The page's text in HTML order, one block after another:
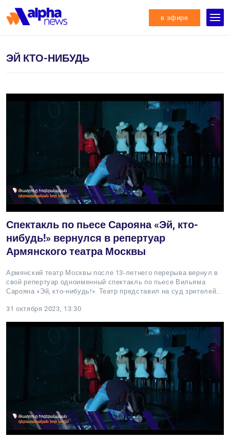
в эфире
ЭЙ КТО-НИБУДЬ
Спектакль по пьесе Сарояна «Эй, кто-
нибудь!» вернулся в репертуар
Армянского театра Москвы
Армянский театр Москвы после 13-летнего перерыва вернул в
свой репертуар одноименный спектакль по пьесе Вильяма
Сарояна «Эй, кто-нибудь!». Театр представил на суд зрителей…
31 октября 2023, 13:30